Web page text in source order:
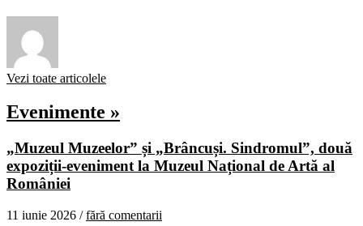
Vezi toate articolele
Evenimente »
„Muzeul Muzeelor” și „Brâncuși. Sindromul”, două
expoziții-eveniment la Muzeul Național de Artă al
României
11 iunie 2026 /fără comentarii